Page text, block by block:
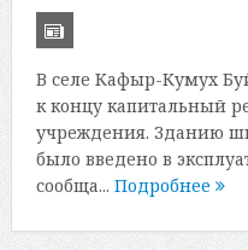
В селе Кафыр-Кумух
к концу капитальный
учреждения. Зданию
было введено в
сообща... Подробнее